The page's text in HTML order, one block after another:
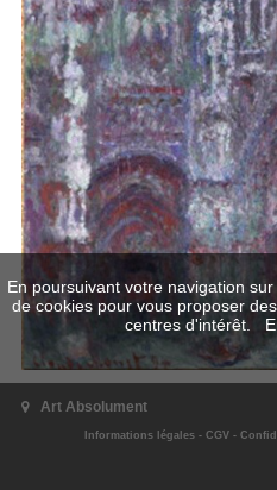
Art Absolument
Informations légales - CGV -
En poursuivant votre navigation
de cookies pour vous proposer
centres d'intérêt.